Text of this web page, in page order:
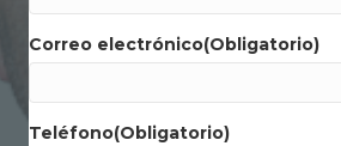
Correo electrónico(Obligatorio)
Teléfono(Obligatorio)